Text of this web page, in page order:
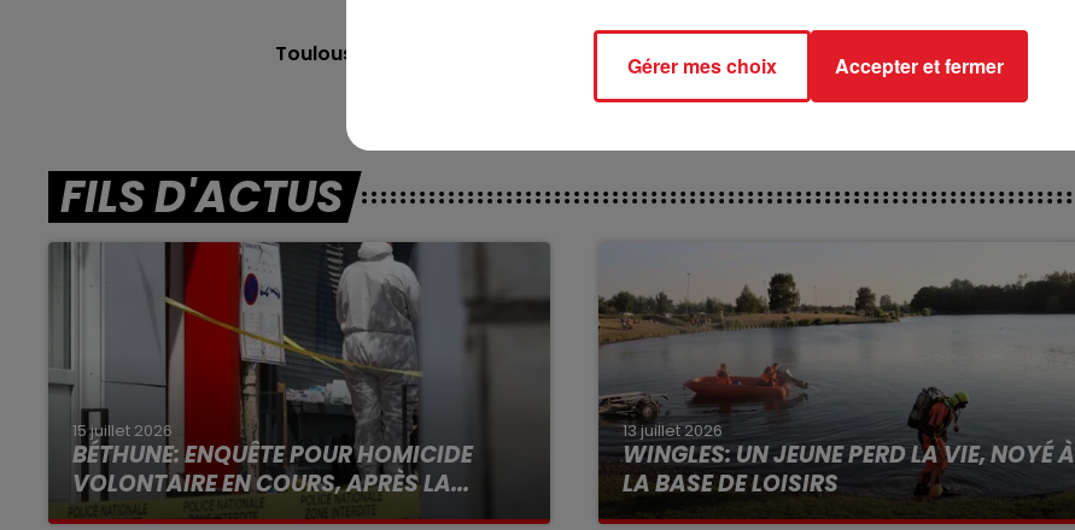
Toulouse (R4)
: 113 HARMONIE DE SITA - 110 HELIOT DE GACHERE
FILS D'ACTUS
15 juillet 2026
BÉTHUNE: ENQUÊTE POUR HOMICIDE
VOLONTAIRE EN COURS, APRÈS LA...
Selon les premiers éléments, le logement
13 juillet 2026
WINGLES: UN JEUNE PERD LA VIE, NOYÉ À
LA BASE DE LOISIRS
La victime a coulé à pic
Gérer mes choix Accepter et fermer